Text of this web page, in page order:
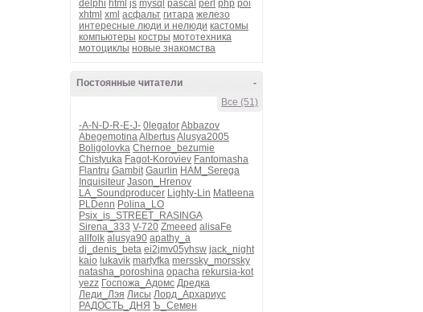
delphi html js mysql pascal perl php poi
xhtml xml асфальт гитара железо
интересные люди и нелюди кастомы
компьютеры костры мототехника
мотоциклы новые знакомства
-
Постоянные читатели
Все (51)
-A-N-D-R-E-J- 0legatorAbbazov
AbegemotinaAlbertusAlusya2005
Boligolovka Chernoe_bezumie
Chistyuka Fagot-Koroviev Fantomasha
Flantru Gambit Gaurlin HAM_Serega
Inquisiteur Jason_Hrenov
LA_Soundproducer Lighty-Lin Matleena
PLDenn Polina_LO
Psix_is_STREET_RASINGA
Sirena_333 V-720 Zmeeed alisaFe
allfolk alusya90 apathy_a
dj_denis_beta ei2jmv05yhsw jack_night
kaio lukavik martyfka merssky_morssky
natasha_poroshina opacha rekursia-kot
yezz Госпожа_Адомс Дредка
Леди_Лэя Лисы Лорд_Архариус
РАДОСТЬ_ДНЯ Ъ_Семен